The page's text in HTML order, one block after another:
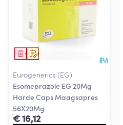
Op voorschrift
Geneesmiddel
Eurogenerics (EG)
Esomeprazole EG 20Mg
Harde Caps Maagsapres
56X20Mg
€ 16,12